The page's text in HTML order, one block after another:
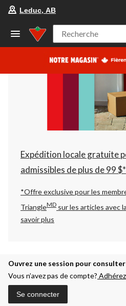
à
Leduc, AB
Recherche
Expédition locale gratuite
admissibles de plus de 99 $*
*Offre exclusive pour les
TriangleMD sur les articles avec
savoir plus
Ouvrez une session pour
Vous n’avez pas de compte?
Se connecter